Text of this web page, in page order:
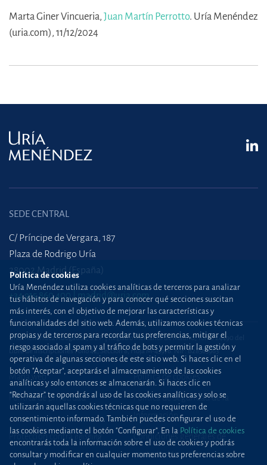
Marta Giner Vincueria, Juan Martín Perrotto. Uría Menéndez
(uria.com), 11/12/2024
SEDE CENTRAL
C/ Príncipe de Vergara, 187
Plaza de Rodrigo Uría
28002 Madrid (España)
+34 915 860 400 madrid@uria.com
Uría Menéndez Abogados, S.L.P. | Registro Mercantil de Madrid, Tomo 24490 del
Libro de Inscripciones Folio 42, Sección 8, Hoja M-43976. NIF: B28563963
Mapa web Política de cookies
Política de privacidad
Política de Seguridad de la
Información
Protección contraphishing
Condiciones generales de
contratación
Política de cookies
Uría Menéndez utiliza cookies analíticas de terceros para analizar
tus hábitos de navegación y para conocer qué secciones suscitan
más interés, con el objetivo de mejorar las características y
funcionalidades del sitio web. Además, utilizamos cookies técnicas
propias y de terceros para recordar tus preferencias, mitigar el
riesgo asociado al spam y al tráfico de bots y permitir la gestión y
operativa de algunas secciones de este sitio web. Si haces clic en el
botón "Aceptar", aceptarás el almacenamiento de las cookies
analíticas y solo entonces se almacenarán. Si haces clic en
“Rechazar” te opondrás al uso de las cookies analíticas y solo se
utilizarán aquellas cookies técnicas que no requieren de
consentimiento informado. También puedes configurar el uso de
las cookies mediante el botón "Configurar". En la Política de cookies
encontrarás toda la información sobre el uso de cookies y podrás
consultar y modificar en cualquier momento tus preferencias sobre